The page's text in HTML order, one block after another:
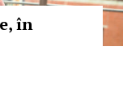
în